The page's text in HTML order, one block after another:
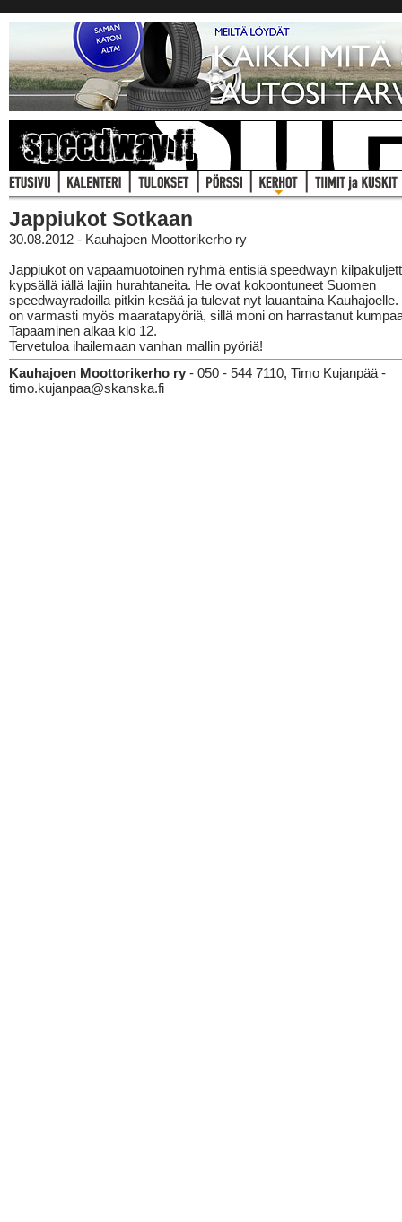
Jappiukot Sotkaan
30.08.2012 - Kauhajoen Moottorikerho ry
Jappiukot on vapaamuotoinen ryhmä entisiä speedwayn
kypsällä iällä lajiin hurahtaneita. He ovat kokoontuneet Suomen
speedwayradoilla pitkin kesää ja tulevat nyt lauantaina
on varmasti myös maaratapyöriä, sillä moni on harrastanut
Tapaaminen alkaa klo 12.
Tervetuloa ihailemaan vanhan mallin pyöriä!
Kauhajoen Moottorikerho ry - 050 - 544 7110, Timo Kujanpää -
timo.kujanpaa@skanska.fi